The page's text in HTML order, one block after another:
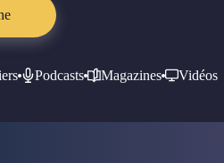
Podcasts Magazines Vidéos